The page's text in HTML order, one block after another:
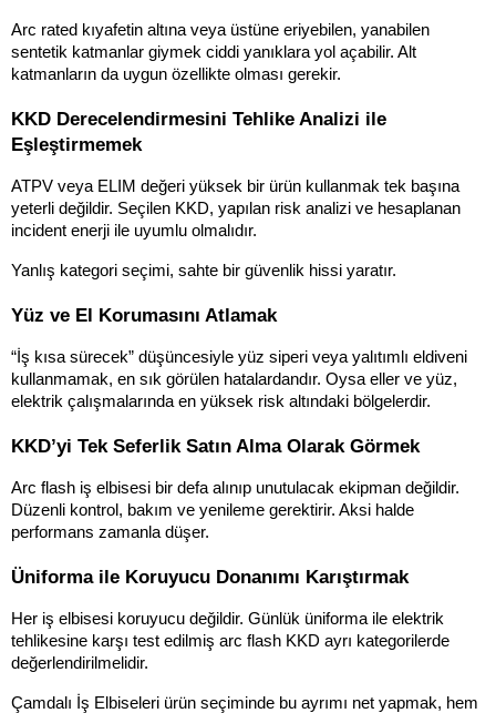
Arc rated kıyafetin altına veya üstüne eriyebilen, yanabilen
sentetik katmanlar giymek ciddi yanıklara yol açabilir. Alt
katmanların da uygun özellikte olması gerekir.
KKD Derecelendirmesini Tehlike Analizi ile
Eşleştirmemek
ATPV veya ELIM değeri yüksek bir ürün kullanmak tek başına
yeterli değildir. Seçilen KKD, yapılan risk analizi ve hesaplanan
incident enerji ile uyumlu olmalıdır.
Yanlış kategori seçimi, sahte bir güvenlik hissi yaratır.
Yüz ve El Korumasını Atlamak
“İş kısa sürecek” düşüncesiyle yüz siperi veya yalıtımlı eldiveni
kullanmamak, en sık görülen hatalardandır. Oysa eller ve yüz,
elektrik çalışmalarında en yüksek risk altındaki bölgelerdir.
KKD’yi Tek Seferlik Satın Alma Olarak Görmek
Arc flash iş elbisesi bir defa alınıp unutulacak ekipman değildir.
Düzenli kontrol, bakım ve yenileme gerektirir. Aksi halde
performans zamanla düşer.
Üniforma ile Koruyucu Donanımı Karıştırmak
Her iş elbisesi koruyucu değildir. Günlük üniforma ile elektrik
tehlikesine karşı test edilmiş arc flash KKD ayrı kategorilerde
değerlendirilmelidir.
Çamdalı İş Elbiseleri ürün seçiminde bu ayrımı net yapmak, hem